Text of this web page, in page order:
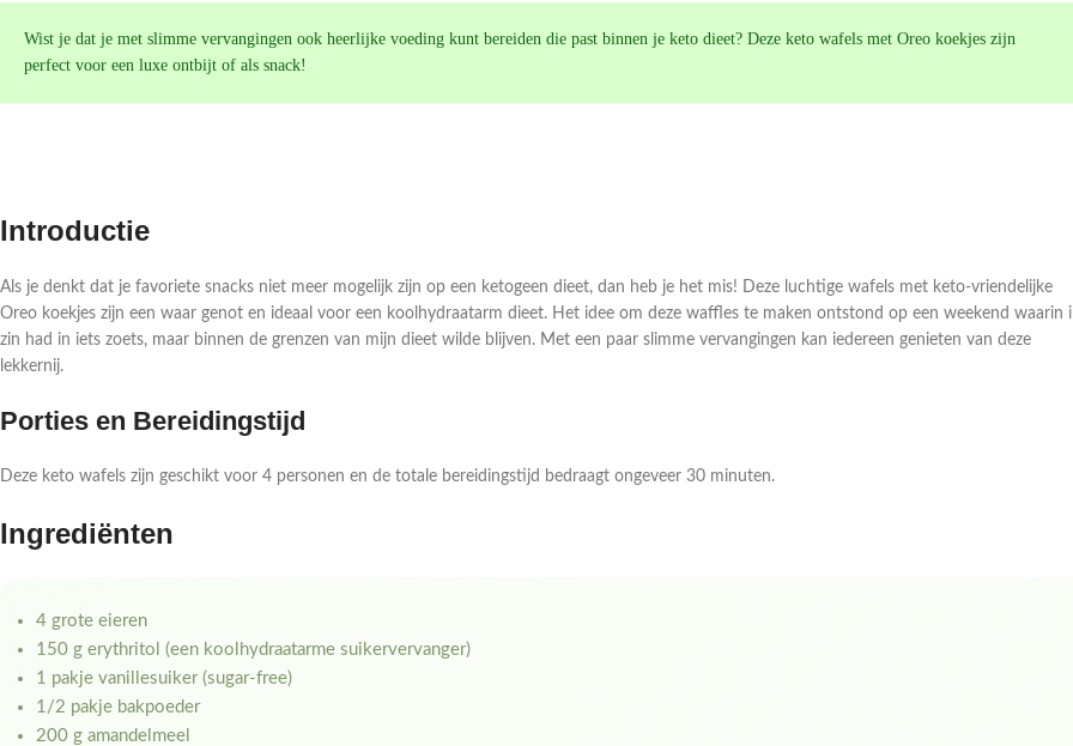
Wist je dat je met slimme vervangingen ook heerlijke voeding kunt bereiden die past binnen je keto dieet? Deze keto wafels met Oreo koekjes zijn
perfect voor een luxe ontbijt of als snack!
Introductie
Als je denkt dat je favoriete snacks niet meer mogelijk zijn op een ketogeen dieet, dan heb je het mis! Deze luchtige wafels met keto-vriendelijke
Oreo koekjes zijn een waar genot en ideaal voor een koolhydraatarm dieet. Het idee om deze waffles te maken ontstond op een weekend waarin
zin had in iets zoets, maar binnen de grenzen van mijn dieet wilde blijven. Met een paar slimme vervangingen kan iedereen genieten van deze
lekkernij.
Porties en Bereidingstijd
Deze keto wafels zijn geschikt voor 4 personen en de totale bereidingstijd bedraagt ongeveer 30 minuten.
Ingrediënten
4 grote eieren
150 g erythritol (een koolhydraatarme suikervervanger)
1 pakje vanillesuiker (sugar-free)
1/2 pakje bakpoeder
200 g amandelmeel